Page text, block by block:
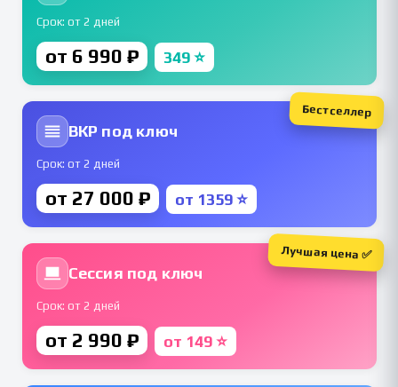
Срок: от 2 дней
от 6 990 ₽ 349 ⭐
ВКР под ключ
Срок: от 2 дней
от 27 000 ₽ от 1359 ⭐
Бестселлер
Сессия под ключ
Срок: от 2 дней
от 2 990 ₽ от 149 ⭐
Лучшая цена ✅